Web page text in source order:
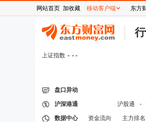
上证指数 - - -
盘口异动
沪深港通 沪股通 -
数据中心 资金流向 主力排名
网站首页 加收藏 移动客户端 东方